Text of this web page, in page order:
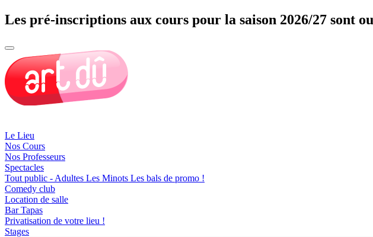
Les pré-inscriptions aux cours pour la saison 2026/27 sont
Le Lieu
Nos Cours
Nos Professeurs
Spectacles
Tout public - Adultes Les Minots Les bals de promo !
Comedy club
Location de salle
Bar Tapas
Privatisation de votre lieu !
Stages